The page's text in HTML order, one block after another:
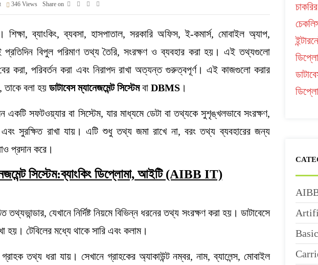
346 Views Share on
ব্যাংকিং, ব্যবসা, হাসপাতাল, সরকারি অফিস, ই-কমার্স, মোবাইল অ্যাপ,
প্রতিদিন বিপুল পরিমাণ তথ্য তৈরি, সংরক্ষণ ও ব্যবহার করা হয়। এই তথ্যগুলো
করা, পরিবর্তন করা এবং নিরাপদ রাখা অত্যন্ত গুরুত্বপূর্ণ। এই কাজগুলো করার
তাকে বলা হয় ডাটাবেস ম্যানেজমেন্ট সিস্টেমবা DBMS ।
সফটওয়্যার বা সিস্টেম, যার মাধ্যমে ডেটা বা তথ্যকে সুশৃঙ্খলভাবে সংরক্ষণ,
এবং সুরক্ষিত রাখা যায়। এটি শুধু তথ্য জমা রাখে না, বরং তথ্য ব্যবহারের জন্য
প্রদান করে।
সিস্টেম:ব্যাংকিং ডিপ্লোমা, আইটি (AIBB IT)
যেখানে নির্দিষ্ট নিয়মে বিভিন্ন ধরনের তথ্য সংরক্ষণ করা হয়। ডাটাবেসে
হয়। টেবিলের মধ্যে থাকে সারি এবং কলাম।
তথ্য ধরা যায়। সেখানে গ্রাহকের অ্যাকাউন্ট নম্বর, নাম, ব্যালেন্স, মোবাইল